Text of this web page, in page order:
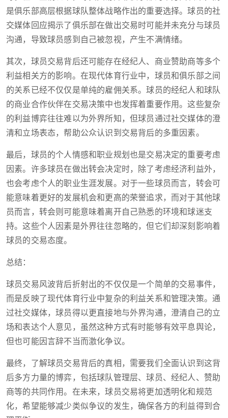
是俱乐部高层根据球队整体战略作出的重要选择。球员的社
交媒体回应揭示了俱乐部在做出交易时可能并未充分与球员
沟通，导致球员感到自己被忽视，产生不满情绪。
其次，球员交易背后还可能存在经纪人、商业赞助商等多个
利益相关方的影响。在现代体育行业中，球员和俱乐部之间
的关系已经不仅仅是单纯的雇佣关系。球员的经纪人和球队
的商业合作伙伴在交易决策中也发挥着重要作用。这些复杂
的利益博弈往往难以为外界所知，但球员通过社交媒体的澄
清和立场表态，帮助公众认识到交易背后的多重因素。
最后，球员的个人情感和职业规划也是交易决定的重要考虑
因素。许多球员在做出转会决定时，除了考虑经济利益外，
也会考虑个人的职业生涯发展。对于一些球员而言，转会可
能意味着更好的发展机会和更高的荣誉追求，而对于其他球
员而言，转会则可能意味着离开自己熟悉的环境和球迷支
持。这些个人因素是外界往往忽略的，但它们却深刻影响着
球员的交易态度。
总结：
球员交易风波背后折射出的不仅仅是一个简单的交易事件，
而是反映了现代体育行业中复杂的利益关系和管理决策。通
过社交媒体，球员得以更直接地与外界沟通，澄清自己的立
场和表达个人意见，虽然这种方式有时能够有效平息舆论，
但也可能因言辞不当而激化争议。
最终，了解球员交易背后的真相，需要我们全面认识到这背
后多方力量的博弈，包括球队管理层、球员、经纪人、赞助
商等的共同作用。在未来，球员交易将更加透明化和规范
化，希望能够减少类似争议的发生，确保各方的利益得到合